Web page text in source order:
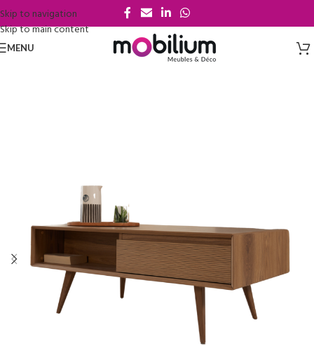
Skip to navigation
Skip to main content
MENU